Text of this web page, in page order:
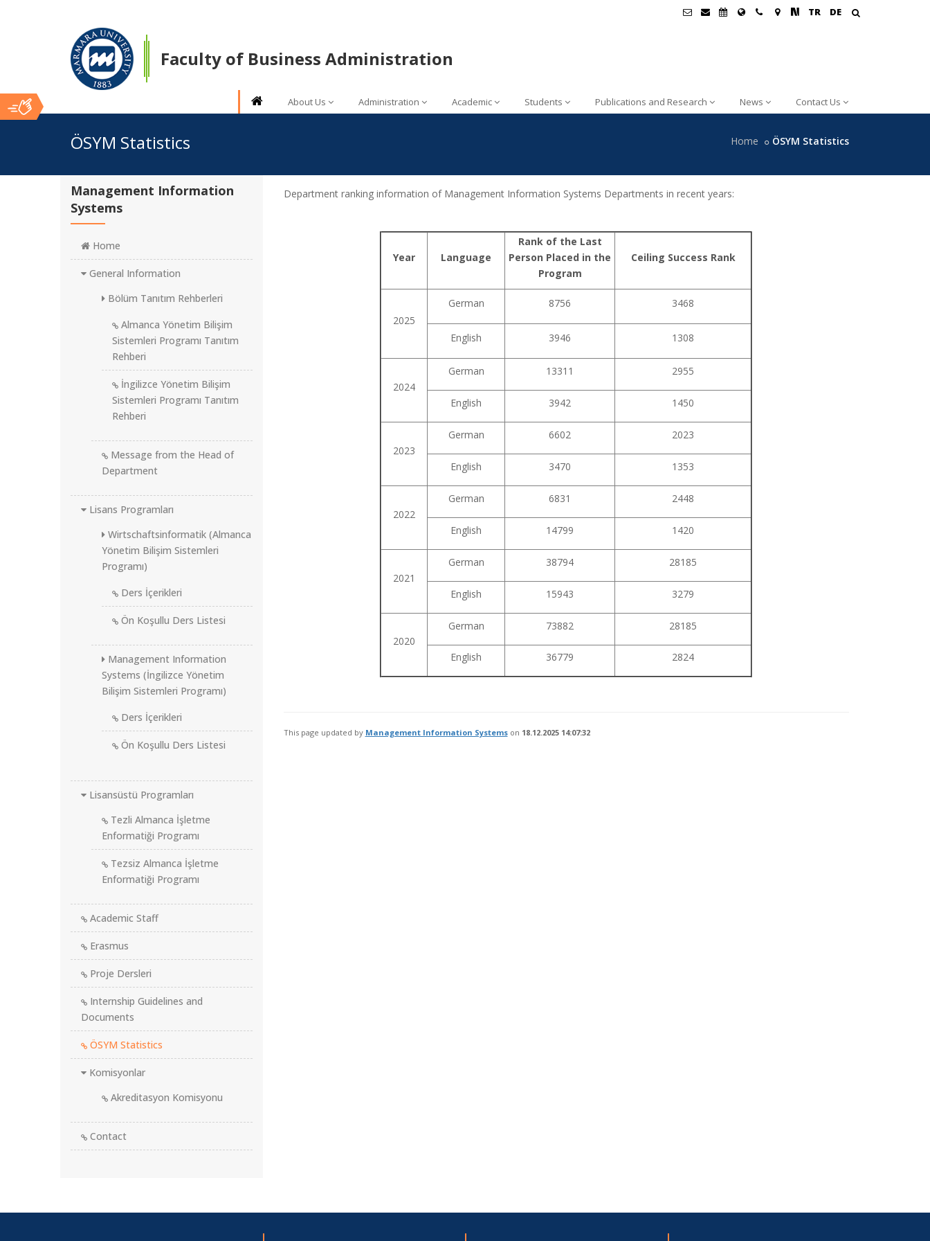
TR DE
Faculty of Business Administration
About Us Administration Academic Students Publications and Research News Contact Us
İçerik
ÖSYM Statistics Home ÖSYM Statistics
Department ranking information of Management Information Systems Departments in recent years:
Year Language
Rank of the Last
Person Placed in the
Program
Ceiling Success Rank
2025
German 8756 3468
English 3946 1308
2024
German 13311 2955
English 3942 1450
2023
German 6602 2023
English 3470 1353
2022
German 6831 2448
English 14799 1420
2021
German 38794 28185
English 15943 3279
2020
German 73882 28185
English 36779 2824
This page updated by Management Information Systemson 18.12.2025 14:07:32
Management Information
Systems
Home
General Information
Bölüm Tanıtım Rehberleri
Almanca Yönetim Bilişim
Sistemleri Programı Tanıtım
Rehberi
İngilizce Yönetim Bilişim
Sistemleri Programı Tanıtım
Rehberi
Message from the Head of
Department
Lisans Programları
Wirtschaftsinformatik (Almanca
Yönetim Bilişim Sistemleri
Programı)
Ders İçerikleri
Ön Koşullu Ders Listesi
Management Information
Systems (İngilizce Yönetim
Bilişim Sistemleri Programı)
Ders İçerikleri
Ön Koşullu Ders Listesi
Lisansüstü Programları
Tezli Almanca İşletme
Enformatiği Programı
Tezsiz Almanca İşletme
Enformatiği Programı
Academic Staff
Erasmus
Proje Dersleri
Internship Guidelines and
Documents
ÖSYM Statistics
Komisyonlar
Akreditasyon Komisyonu
Contact